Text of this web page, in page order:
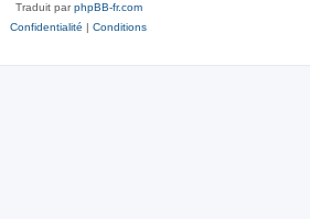
Traduit parphpBB-fr.com
Confidentialité | Conditions